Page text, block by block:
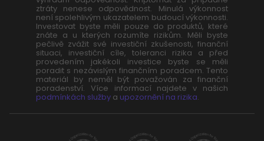
ztráty nenese odpovědnost. Minulá výkonnost
není spolehlivým ukazatelem budoucí výkonnosti.
Investovat byste měli pouze do produktů, které
znáte a u kterých rozumíte rizikům. Měli byste
pečlivě zvážit své investiční zkušenosti, finanční
situaci, investiční cíle, toleranci rizika a před
provedením jakékoli investice byste se měli
poradit s nezávislým finančním poradcem. Tento
materiál by neměl být považován za finanční
poradenství. Více informací najdete v našich
podmínkách službya upozornění na rizika.